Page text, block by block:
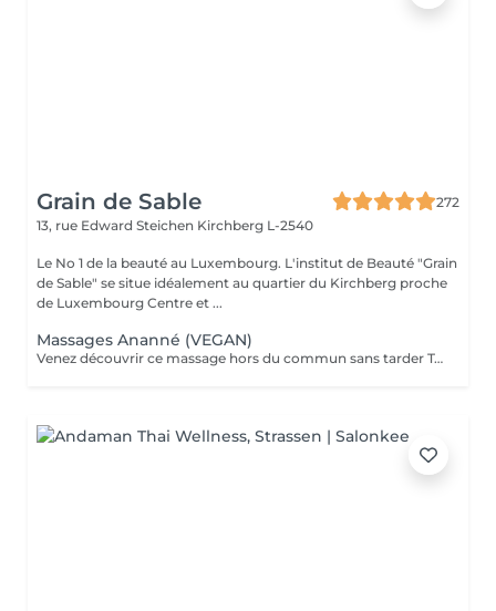
Grain de Sable
272
13, rue Edward Steichen Kirchberg L-2540
Le No 1 de la beauté au Luxembourg. L'institut de Beauté "Grain
de Sable" se situe idéalement au quartier du Kirchberg proche
de Luxembourg Centre et ...
Massages Ananné (VEGAN)
Venez découvrir ce massage hors du commun sans tarder Tout d'abord nous utilisons une huile végétale et pure puis nous massons l'ensemble du corps en alternant brosses et pierres. Relaxation assurée ! Le corps est détendu et tonifié.